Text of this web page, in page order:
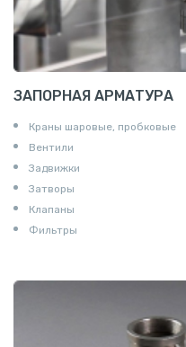
ЗАПОРНАЯ АРМАТУРА
Краны шаровые, пробковые
Вентили
Задвижки
Затворы
Клапаны
Фильтры